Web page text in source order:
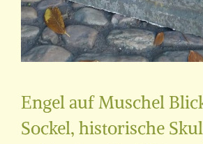
Engel auf Muschel
Sockel, historische